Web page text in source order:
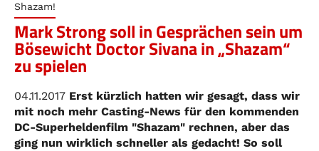
Shazam!
Mark Strong soll in Gesprächen sein um
Bösewicht Doctor Sivana in „Shazam“
zu spielen
04.11.2017 Erst kürzlich hatten wir gesagt, dass wir
mit noch mehr Casting-News für den kommenden
DC-Superheldenfilm "Shazam" rechnen, aber das
ging nun wirklich schneller als gedacht! So soll